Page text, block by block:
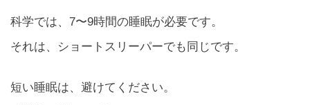
科学では、7〜9時間の睡眠が必要です。
それは、ショートスリーパーでも同じです。
短い睡眠は、避けてください。